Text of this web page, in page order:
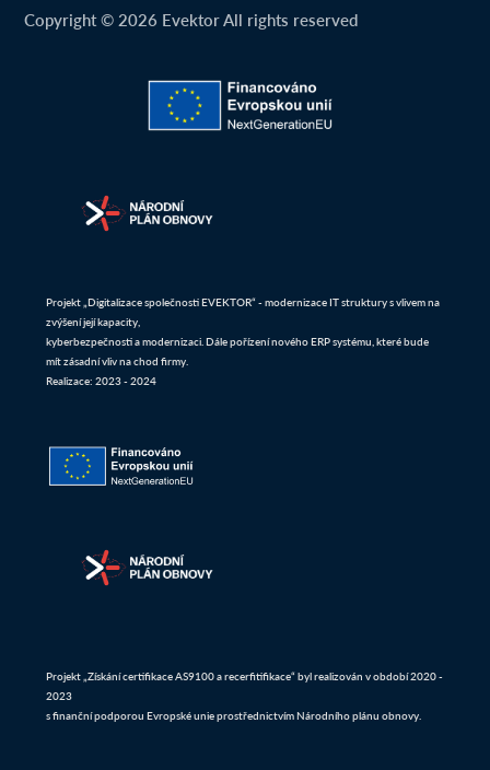
Copyright © 2026 Evektor All rights reserved
Projekt „Digitalizace společnosti EVEKTOR“ - modernizace IT struktury s vlivem na
zvýšení její kapacity,
kyberbezpečnosti a modernizaci. Dále pořízení nového ERP systému, které bude
mít zásadní vliv na chod firmy.
Realizace: 2023 - 2024
Projekt „Získání certifikace AS9100 a recerfitifikace“ byl realizován v období 2020 -
2023
s finanční podporou Evropské unie prostřednictvím Národního plánu obnovy.